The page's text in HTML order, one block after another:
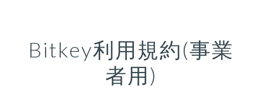
Bitkey利用規約(事業
者用)